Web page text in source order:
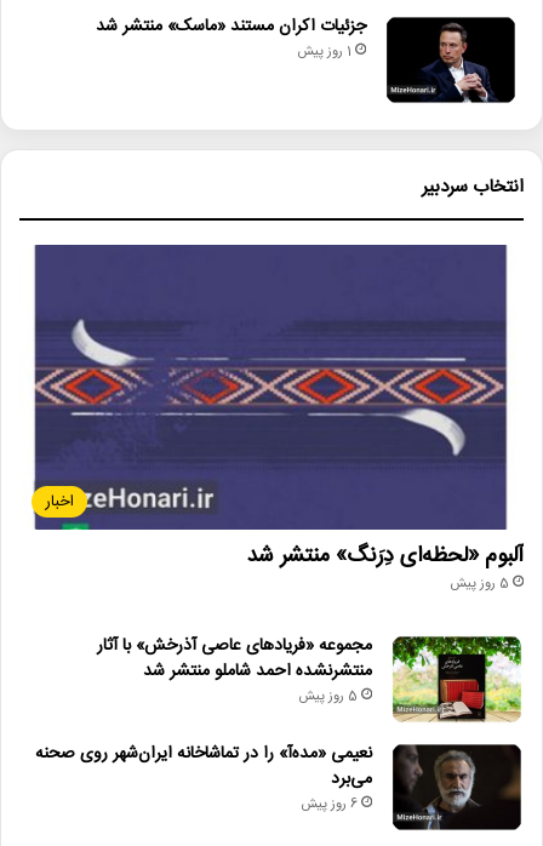
جزئیات اکران مستند «ماسک» منتشر شد
1 روز پیش
انتخاب سردبیر
اخبار
آلبوم «لحظه‌ای دِرَنگ» منتشر شد
5 روز پیش
مجموعه «فریادهای عاصی آذرخش» با آثار
منتشرنشده احمد شاملو منتشر شد
5 روز پیش
نعیمی «مده‌آ» را در تماشاخانه ایران‌شهر روی صحنه
می‌برد
6 روز پیش